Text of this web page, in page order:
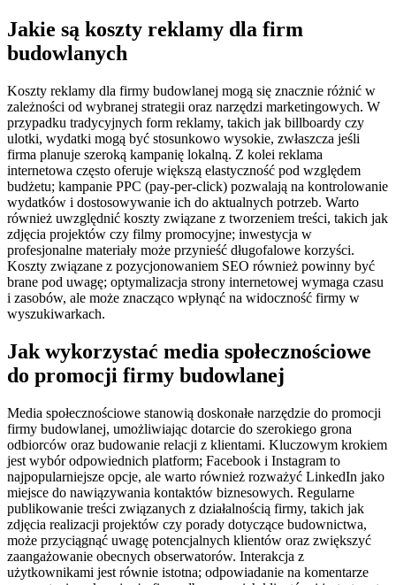
Jakie są koszty reklamy dla firm
budowlanych
Koszty reklamy dla firmy budowlanej mogą się znacznie różnić w
zależności od wybranej strategii oraz narzędzi marketingowych. W
przypadku tradycyjnych form reklamy, takich jak billboardy czy
ulotki, wydatki mogą być stosunkowo wysokie, zwłaszcza jeśli
firma planuje szeroką kampanię lokalną. Z kolei reklama
internetowa często oferuje większą elastyczność pod względem
budżetu; kampanie PPC (pay-per-click) pozwalają na kontrolowanie
wydatków i dostosowywanie ich do aktualnych potrzeb. Warto
również uwzględnić koszty związane z tworzeniem treści, takich jak
zdjęcia projektów czy filmy promocyjne; inwestycja w
profesjonalne materiały może przynieść długofalowe korzyści.
Koszty związane z pozycjonowaniem SEO również powinny być
brane pod uwagę; optymalizacja strony internetowej wymaga czasu
i zasobów, ale może znacząco wpłynąć na widoczność firmy w
wyszukiwarkach.
Jak wykorzystać media społecznościowe
do promocji firmy budowlanej
Media społecznościowe stanowią doskonałe narzędzie do promocji
firmy budowlanej, umożliwiając dotarcie do szerokiego grona
odbiorców oraz budowanie relacji z klientami. Kluczowym krokiem
jest wybór odpowiednich platform; Facebook i Instagram to
najpopularniejsze opcje, ale warto również rozważyć LinkedIn jako
miejsce do nawiązywania kontaktów biznesowych. Regularne
publikowanie treści związanych z działalnością firmy, takich jak
zdjęcia realizacji projektów czy porady dotyczące budownictwa,
może przyciągnąć uwagę potencjalnych klientów oraz zwiększyć
zaangażowanie obecnych obserwatorów. Interakcja z
użytkownikami jest równie istotna; odpowiadanie na komentarze